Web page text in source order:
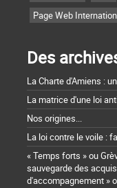
Page Web
Des
La Charte d'Amiens :
La matrice d'une loi
Nos origines...
La loi contre le voile :
« Temps forts » ou
sauvegarde des
d'accompagnement »